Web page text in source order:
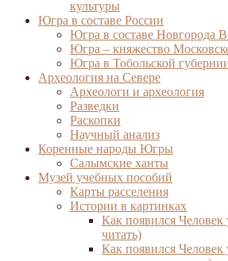
культуры
Югра в составе России
Югра в составе Новгорода
Югра – княжество
Югра в Тобольской
Археология на Севере
Археологи и археология
Разведки
Раскопки
Научный анализ
Коренные народы Югры
Салымские ханты
Музей учебных пособий
Карты расселения
Истории в картинках
Как появился Человек
читать)
Как появился Человек